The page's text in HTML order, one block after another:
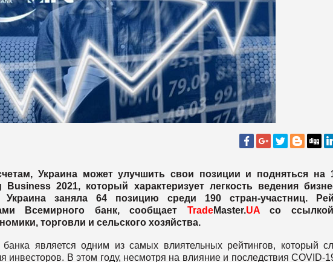
Украина может улучшить свои позиции и подняться на
Business 2021, который характеризует легкость ведения
заняла 64 позицию среди 190 стран-участниц.
Всемирного банк, сообщает TradeMaster.UAсо
торговли и сельского хозяйства.
является одним из самых влиятельных рейтингов, который
инвесторов. В этом году, несмотря на влияние и последствия COVID-